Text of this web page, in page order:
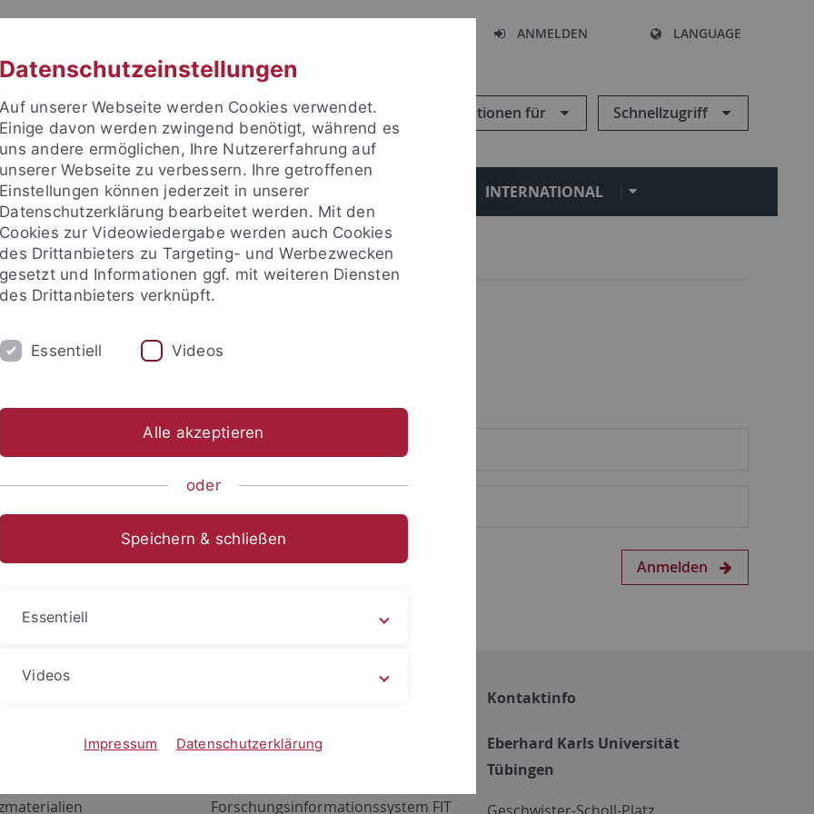
ANMELDEN LANGUAGE
Informationen für Schnellzugriff
FORSCHUNG EINRICHTUNGEN INTERNATIONAL
um sich anzumelden:
Anmelden
Netzwerk
ALMA
Forschungsinformationssystem FIT
Kontaktinfo
Eberhard Karls Universität
Tübingen
Datenschutzeinstellungen
Auf unserer Webseite werden Cookies verwendet.
Einige davon werden zwingend benötigt, während es
uns andere ermöglichen, Ihre Nutzererfahrung auf
unserer Webseite zu verbessern. Ihre getroffenen
Einstellungen können jederzeit in unserer
Datenschutzerklärung bearbeitet werden. Mit den
Cookies zur Videowiedergabe werden auch Cookies
des Drittanbieters zu Targeting- und Werbezwecken
gesetzt und Informationen ggf. mit weiteren Diensten
des Drittanbieters verknüpft.
Essentiell Videos
Alle akzeptieren
oder
Speichern & schließen
Essentiell
Videos
Impressum Datenschutzerklärung